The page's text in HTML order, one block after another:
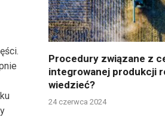
Procedury związane z
integrowanej produkcji
wiedzieć?
24 czerwca 2024